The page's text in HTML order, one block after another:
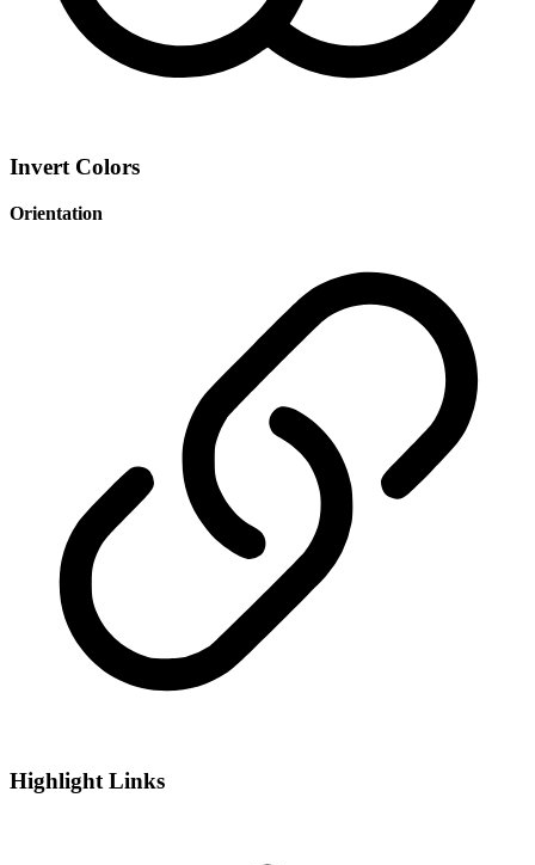
Invert Colors
Orientation
Highlight Links